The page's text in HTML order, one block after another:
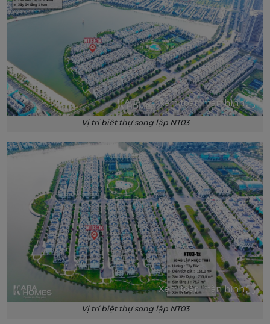
Xem toàn màn hình
Vị trí biệt thự song lập NT03
Xem toàn màn hình
Vị trí biệt thự song lập NT03